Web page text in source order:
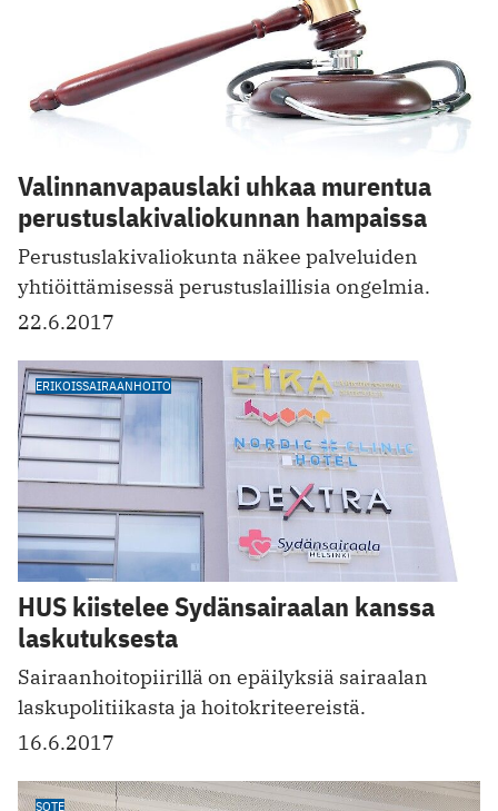
Valinnanvapauslaki uhkaa murentua
perustuslakivaliokunnan hampaissa
Perustuslakivaliokunta näkee palveluiden
yhtiöittämisessä perustuslaillisia ongelmia.
22.6.2017
ERIKOISSAIRAANHOITO
HUS kiistelee Sydänsairaalan kanssa
laskutuksesta
Sairaanhoitopiirillä on epäilyksiä sairaalan
laskupolitiikasta ja hoitokriteereistä.
16.6.2017
SOTE